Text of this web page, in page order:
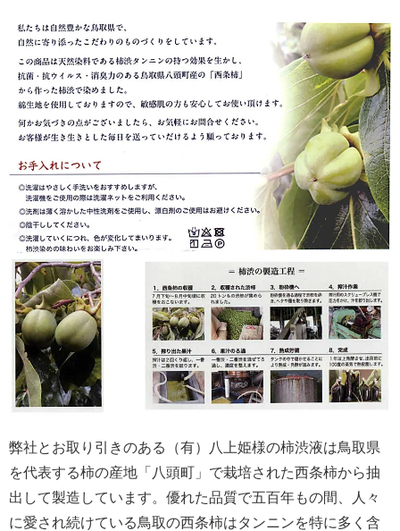
弊社とお取り引きのある（有）八上姫様の柿渋液は鳥取県
を代表する柿の産地「八頭町」で栽培された西条柿から抽
出して製造しています。優れた品質で五百年もの間、人々
に愛され続けている鳥取の西条柿はタンニンを特に多く含